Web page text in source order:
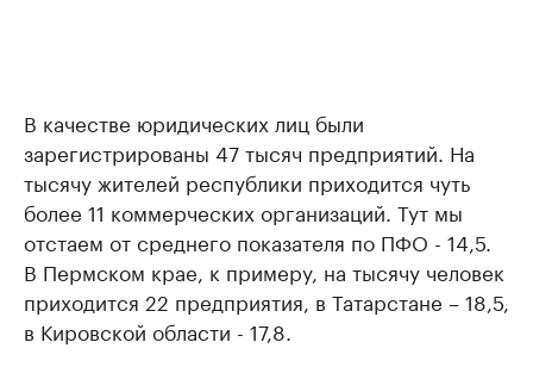
В качестве юридических лиц были
зарегистрированы 47 тысяч предприятий. На
тысячу жителей республики приходится чуть
более 11 коммерческих организаций. Тут мы
отстаем от среднего показателя по ПФО - 14,5.
В Пермском крае, к примеру, на тысячу человек
приходится 22 предприятия, в Татарстане – 18,5,
в Кировской области - 17,8.